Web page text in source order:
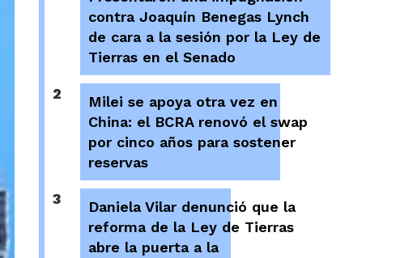
contra Joaquín Benegas Lynch
de cara a la sesión por la Ley de
Tierras en el Senado
2
Milei se apoya otra vez en
China: el BCRA renovó el swap
por cinco años para sostener
reservas
3
Daniela Vilar denunció que la
reforma de la Ley de Tierras
abre la puerta a la